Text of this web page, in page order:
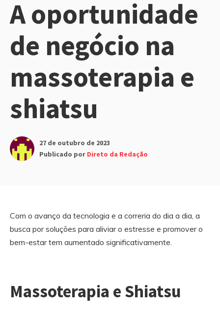
A oportunidade
de negócio na
massoterapia e
shiatsu
27 de outubro de 2023
Publicado por Direto da Redação
Com o avanço da tecnologia e a correria do dia a dia, a
busca por soluções para aliviar o estresse e promover o
bem-estar tem aumentado significativamente.
Massoterapia e Shiatsu